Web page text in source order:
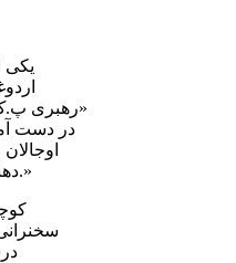
یکی
«رهبری
در دست
دهند وکلای مدافع به ملاقات او بروند.»